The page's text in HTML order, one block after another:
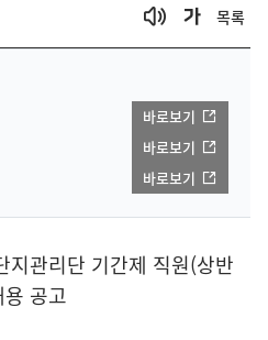
목록
바로보기
바로보기
바로보기
관리단 기간제 직원(상반
공고